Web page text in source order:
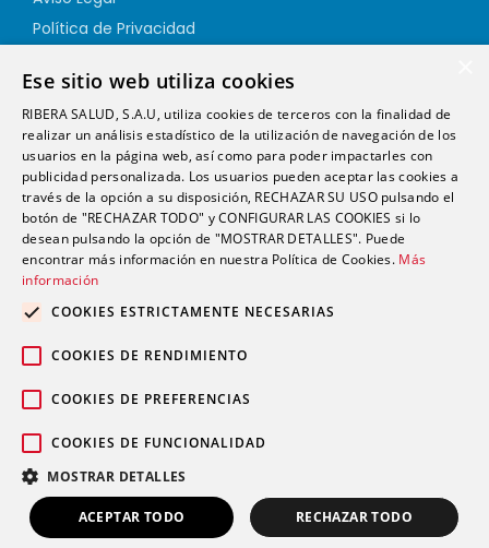
Política de Privacidad
Política de Calidad
Política de Seguridad
Canal Ético
Dirección
info@futurshealth.com
planta Elche 03203 (Alicante)
English
Español
Copyright 2026. Futurs Health. v 4.0.
Ese sitio web utiliza cookies
RIBERA SALUD, S.A.U, utiliza cookies de terceros con la finalidad de
realizar un análisis estadístico de la utilización de navegación de los
usuarios en la página web, así como para poder impactarles con
publicidad personalizada. Los usuarios pueden aceptar las cookies a
través de la opción a su disposición, RECHAZAR SU USO pulsando el
botón de "RECHAZAR TODO" y CONFIGURAR LAS COOKIES si lo
desean pulsando la opción de "MOSTRAR DETALLES". Puede
encontrar más información en nuestra Política de Cookies. Más
información
COOKIES ESTRICTAMENTE NECESARIAS
COOKIES DE RENDIMIENTO
COOKIES DE PREFERENCIAS
COOKIES DE FUNCIONALIDAD
MOSTRAR DETALLES
ACEPTAR TODO RECHAZAR TODO